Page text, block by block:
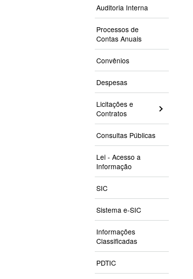
Auditoria Interna
Processos de
Contas Anuais
Convênios
Despesas
Licitações e
Contratos
Consultas Públicas
Lei - Acesso a
Informação
SIC
Sistema e-SIC
Informações
Classificadas
PDTIC